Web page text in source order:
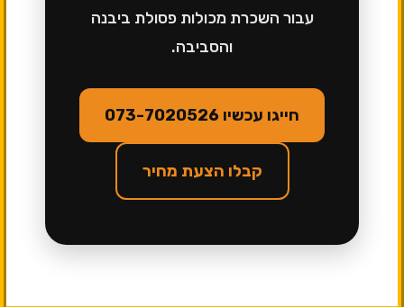
עבור השכרת מכולות פסולת ביבנה
והסביבה.
חייגו עכשיו 073-7020526
קבלו הצעת מחיר